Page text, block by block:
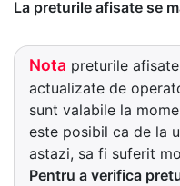
La preturile afisate se
Nota preturile
actualizate de
sunt valabile la
este posibil ca de la
astazi, sa fi suferit
Pentru a verifica